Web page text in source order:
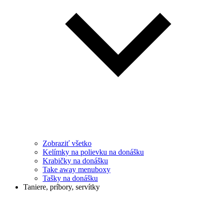
Zobraziť všetko
Kelímky na polievku na donášku
Krabičky na donášku
Take away menuboxy
Tašky na donášku
Taniere, príbory, servítky